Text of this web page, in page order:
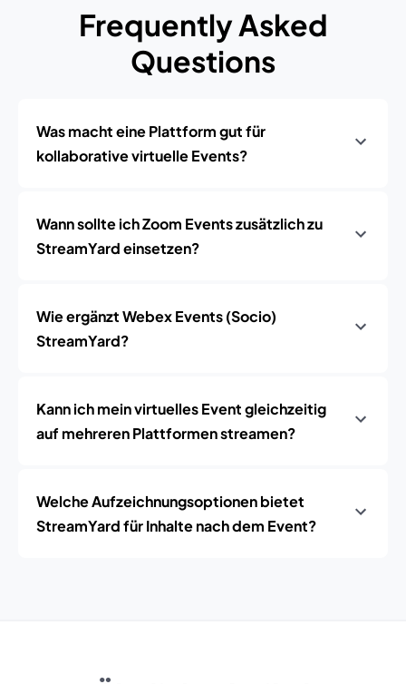
Frequently Asked
Questions
Was macht eine Plattform gut für
kollaborative virtuelle Events?
Wann sollte ich Zoom Events zusätzlich zu
StreamYard einsetzen?
Wie ergänzt Webex Events (Socio)
StreamYard?
Kann ich mein virtuelles Event gleichzeitig
auf mehreren Plattformen streamen?
Welche Aufzeichnungsoptionen bietet
StreamYard für Inhalte nach dem Event?